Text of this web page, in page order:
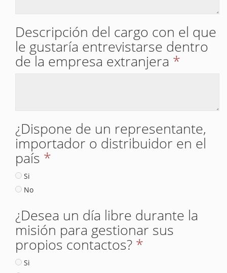
Descripción del cargo con el que
le gustaría entrevistarse dentro
de la empresa extranjera *
¿Dispone de un representante,
importador o distribuidor en el
país *
Si
No
¿Desea un día libre durante la
misión para gestionar sus
propios contactos? *
Si